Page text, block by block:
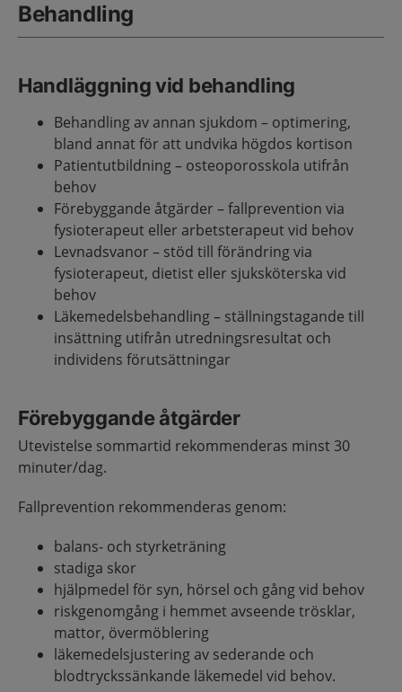
Behandling
Handläggning vid behandling
Behandling av annan sjukdom – optimering,
bland annat för att undvika högdos kortison
Patientutbildning – osteoporosskola utifrån
behov
Förebyggande åtgärder – fallprevention via
fysioterapeut eller arbetsterapeut vid behov
Levnadsvanor – stöd till förändring via
fysioterapeut, dietist eller sjuksköterska vid
behov
Läkemedelsbehandling – ställningstagande till
insättning utifrån utredningsresultat och
individens förutsättningar
Förebyggande åtgärder
Utevistelse sommartid rekommenderas minst 30
minuter/dag.
Fallprevention rekommenderas genom:
balans- och styrketräning
stadiga skor
hjälpmedel för syn, hörsel och gång vid behov
riskgenomgång i hemmet avseende trösklar,
mattor, övermöblering
läkemedelsjustering av sederande och
blodtryckssänkande läkemedel vid behov.